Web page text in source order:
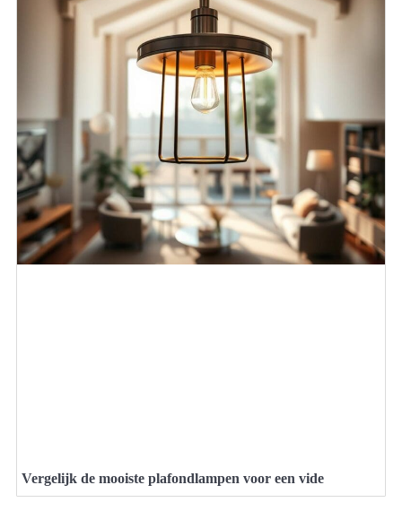
Vergelijk de mooiste plafondlampen voor een vide